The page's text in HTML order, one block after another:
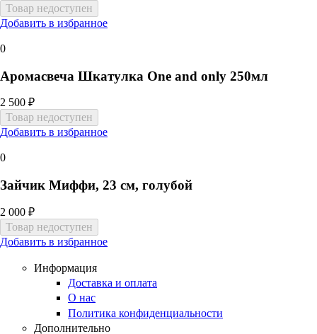
Добавить в избранное
0
Аромасвеча Шкатулка One and only 250мл
2 500 ₽
Добавить в избранное
0
Зайчик Миффи, 23 см, голубой
2 000 ₽
Добавить в избранное
Информация
Доставка и оплата
О нас
Политика конфиденциальности
Дополнительно